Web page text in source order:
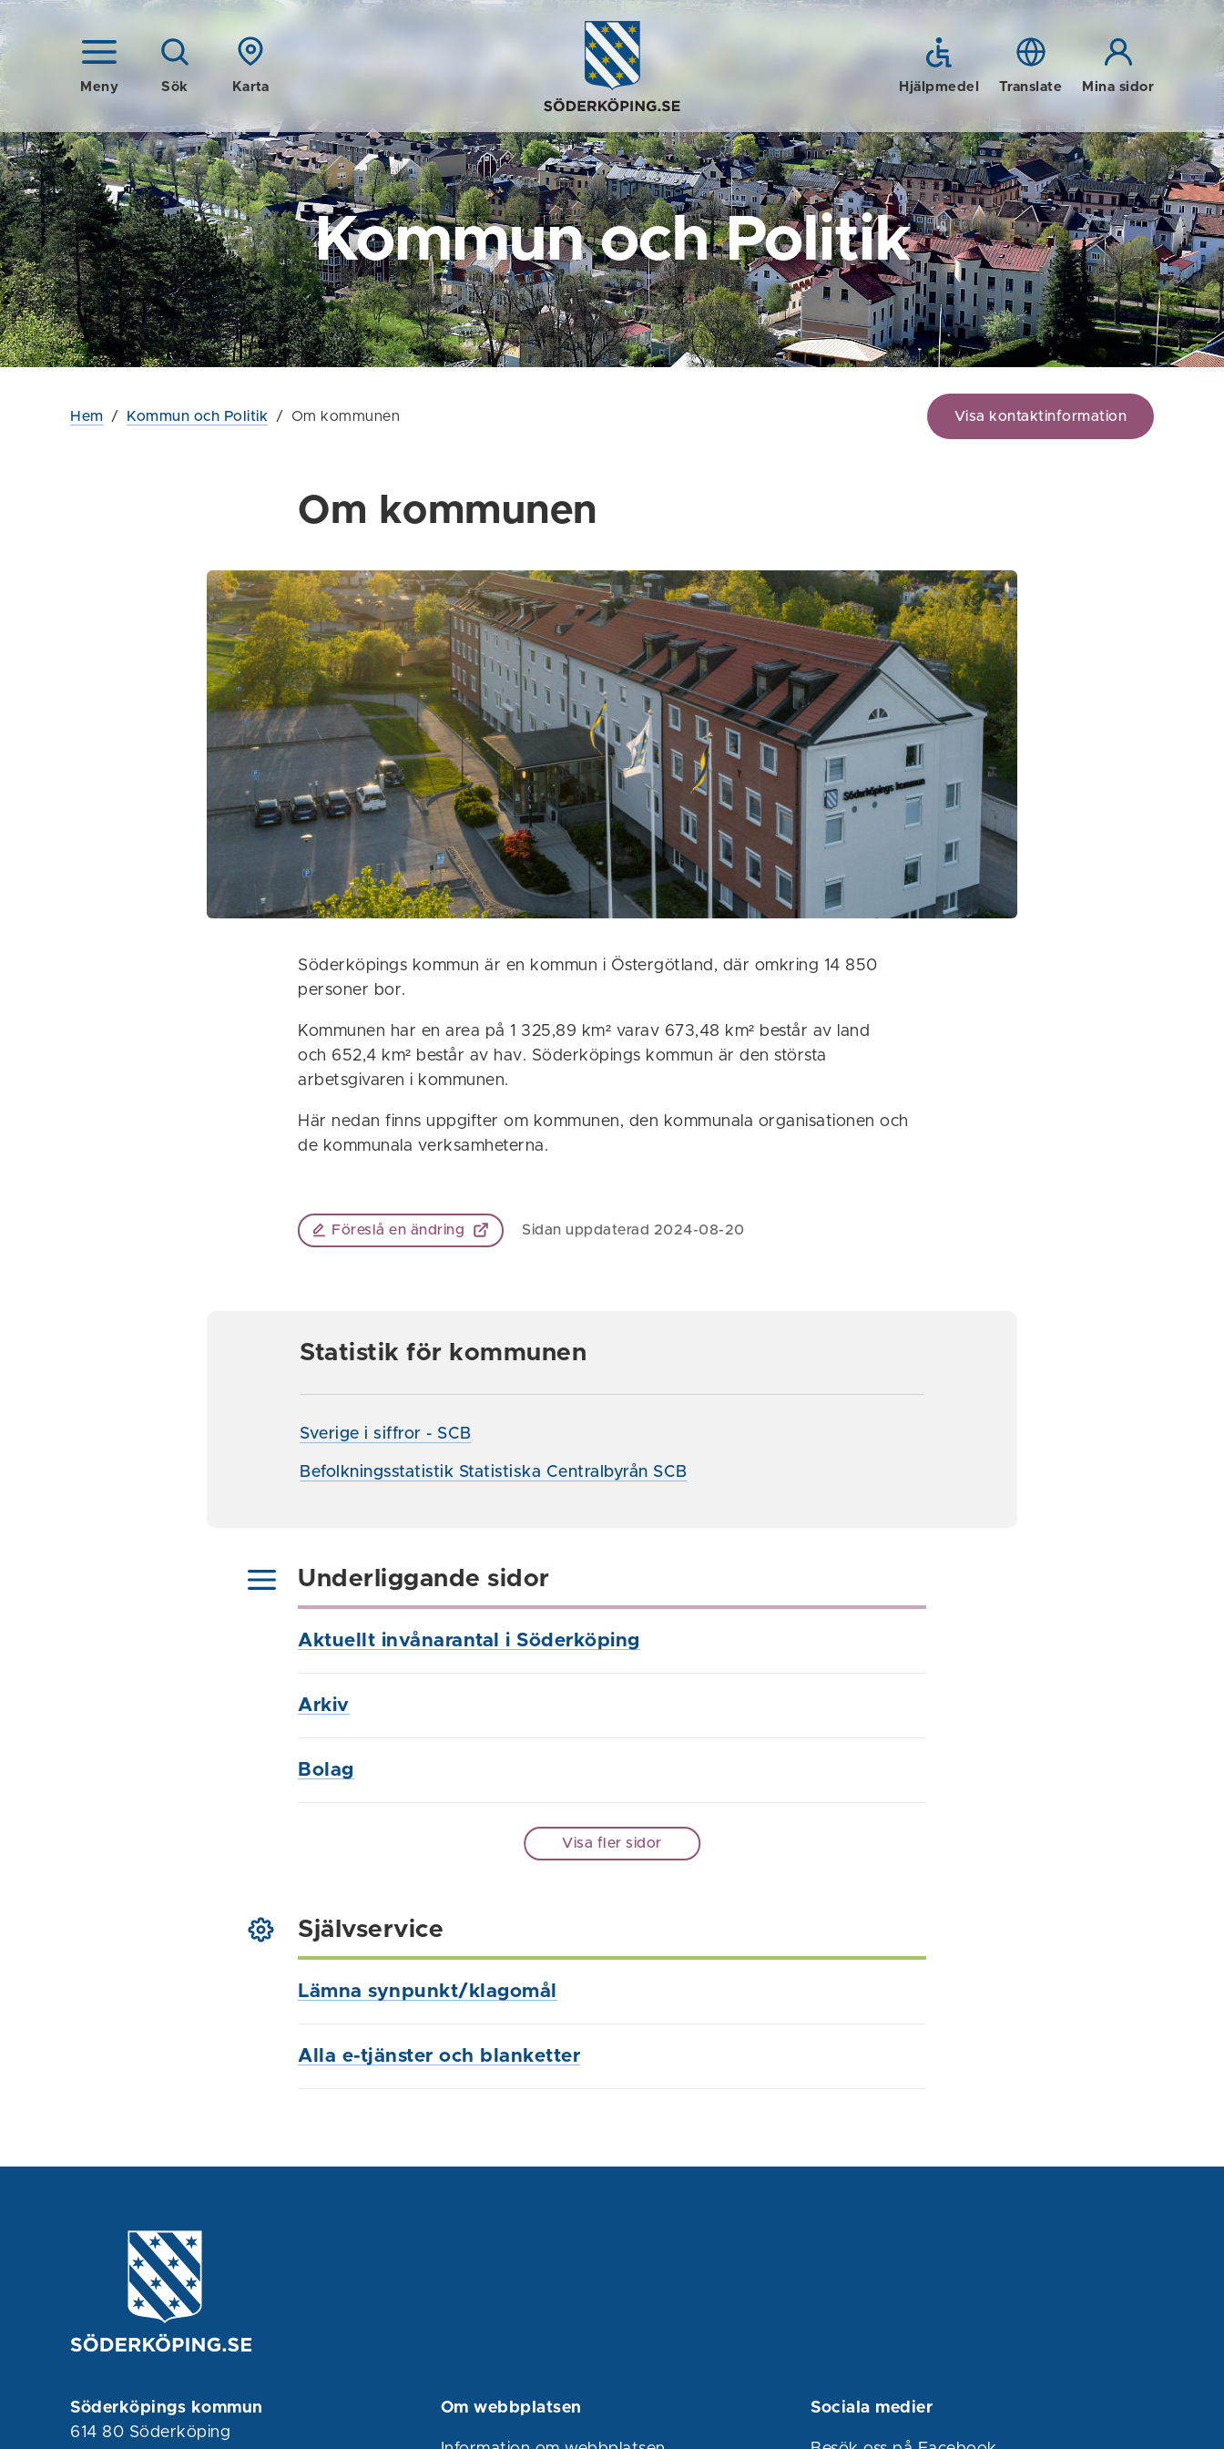
Meny Sök Karta Hjälpmedel Translate Mina sidor
Kommun och Politik
Hem / Kommun och Politik / Om kommunen Visa kontaktinformation
Om kommunen
Söderköpings kommun är en kommun i Östergötland, där omkring 14 850
personer bor.
Kommunen har en area på 1 325,89 km² varav 673,48 km² består av land
och 652,4 km² består av hav. Söderköpings kommun är den största
arbetsgivaren i kommunen.
Här nedan finns uppgifter om kommunen, den kommunala organisationen och
de kommunala verksamheterna.
Föreslå en ändring Sidan uppdaterad 2024-08-20
Statistik för kommunen
Sverige i siffror - SCB
Befolkningsstatistik Statistiska Centralbyrån SCB
Underliggande sidor
Aktuellt invånarantal i Söderköping
Arkiv
Bolag
Visa fler sidor
Självservice
Lämna synpunkt/klagomål
Alla e-tjänster och blanketter
Söderköpings kommun
614 80 Söderköping
Om webbplatsen Sociala medier